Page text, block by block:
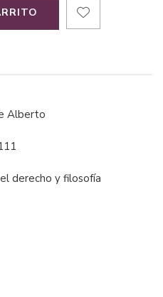
Alberto
derecho y filosofía